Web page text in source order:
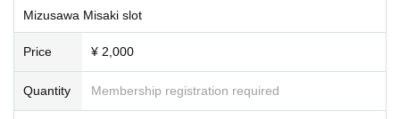
Mizusawa Misaki slot
Price ¥ 2,000
Quantity Membership registration required